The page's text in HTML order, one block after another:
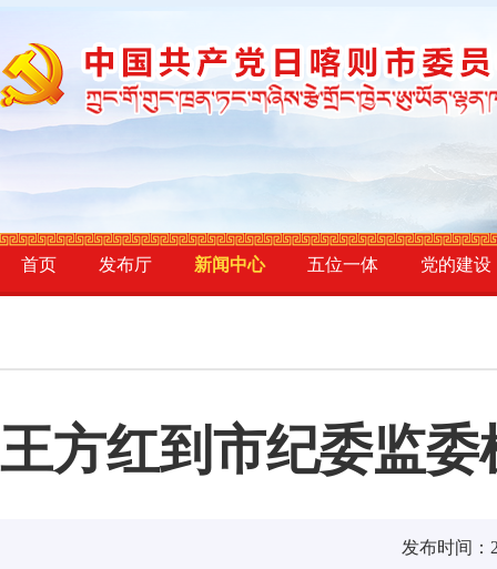
首页 发布厅 新闻中心 五位一体 党的建设
王方红到市纪委监
发布时间：